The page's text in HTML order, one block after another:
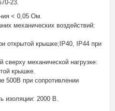
23.
< 0,05 Ом.
механических воздействий:
открытой крышке;IP40, IP44 при
сверху механической нагрузке:
крышке.
500В при сопротивлении
изоляции: 2000 В.